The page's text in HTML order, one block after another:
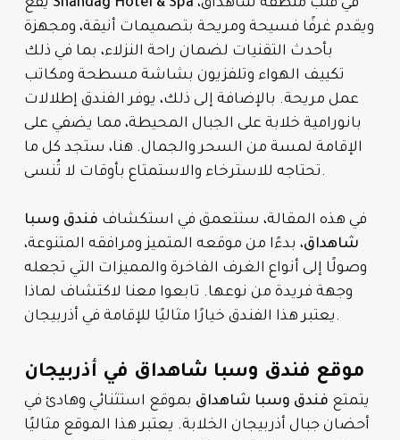
Shahdag Hotel & Spa
ويقدم غرفًا فسيحة ومريحة بتصميمات أنيقة، ومجهزة
بأحدث التقنيات لضمان راحة النزلاء، بما في ذلك
تكييف الهواء وتلفزيون بشاشة مسطحة ومكاتب
عمل مريحة. بالإضافة إلى ذلك، يوفر الفندق إطلالات
بانورامية خلابة على الجبال المحيطة، مما يضفي على
الإقامة لمسة من السحر والجمال. هنا، ستجد كل ما
تحتاجه للاسترخاء والاستمتاع بأوقات لا تُنسى.
في هذه المقالة، سنتعمق في استكشاف فندق وسبا
شاهداق، بدءًا من موقعه المتميز ومرافقه المتنوعة،
وصولًا إلى أنواع الغرف الفاخرة والمميزات التي تجعله
وجهة فريدة من نوعها. تابعوا معنا لاكتشاف لماذا
يعتبر هذا الفندق خيارًا مثاليًا للإقامة في أذربيجان.
موقع فندق وسبا شاهداق في أذربيجان
يتمتع فندق وسبا شاهداق بموقع استثنائي وهادئ في
أحضان جبال أذربيجان الخلابة. يعتبر هذا الموقع مثاليًا